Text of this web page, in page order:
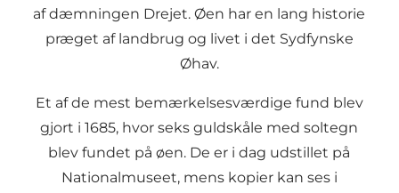
af dæmningen Drejet. Øen har en lang historie
præget af landbrug og livet i det Sydfynske
Øhav.
Et af de mest bemærkelsesværdige fund blev
gjort i 1685, hvor seks guldskåle med soltegn
blev fundet på øen. De er i dag udstillet på
Nationalmuseet, mens kopier kan ses i